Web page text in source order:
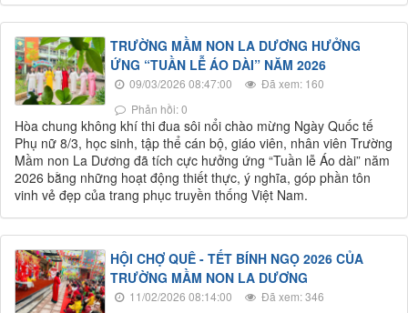
TRƯỜNG MẦM NON LA DƯƠNG HƯỞNG
ỨNG “TUẦN LỄ ÁO DÀI” NĂM 2026
09/03/2026 08:47:00
Đã xem: 160
Phản hồi: 0
Hòa chung không khí thi đua sôi nổi chào mừng Ngày Quốc tế
Phụ nữ 8/3, học sinh, tập thể cán bộ, giáo viên, nhân viên Trường
Mầm non La Dương đã tích cực hưởng ứng “Tuần lễ Áo dài” năm
2026 bằng những hoạt động thiết thực, ý nghĩa, góp phần tôn
vinh vẻ đẹp của trang phục truyền thống Việt Nam.
HỘI CHỢ QUÊ - TẾT BÍNH NGỌ 2026 CỦA
TRƯỜNG MẦM NON LA DƯƠNG
11/02/2026 08:14:00
Đã xem: 346